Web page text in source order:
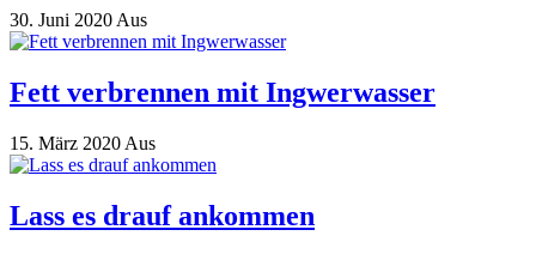
30. Juni 2020 Aus
Fett verbrennen mit Ingwerwasser
15. März 2020 Aus
Lass es drauf ankommen